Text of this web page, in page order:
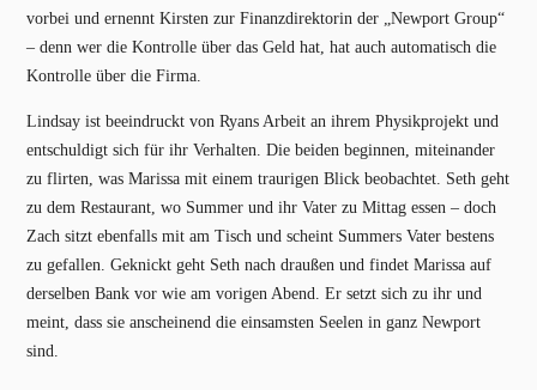
vorbei und ernennt Kirsten zur Finanzdirektorin der „Newport Group“
– denn wer die Kontrolle über das Geld hat, hat auch automatisch die
Kontrolle über die Firma.
Lindsay ist beeindruckt von Ryans Arbeit an ihrem Physikprojekt und
entschuldigt sich für ihr Verhalten. Die beiden beginnen, miteinander
zu flirten, was Marissa mit einem traurigen Blick beobachtet. Seth geht
zu dem Restaurant, wo Summer und ihr Vater zu Mittag essen – doch
Zach sitzt ebenfalls mit am Tisch und scheint Summers Vater bestens
zu gefallen. Geknickt geht Seth nach draußen und findet Marissa auf
derselben Bank vor wie am vorigen Abend. Er setzt sich zu ihr und
meint, dass sie anscheinend die einsamsten Seelen in ganz Newport
sind.